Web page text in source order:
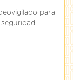
para